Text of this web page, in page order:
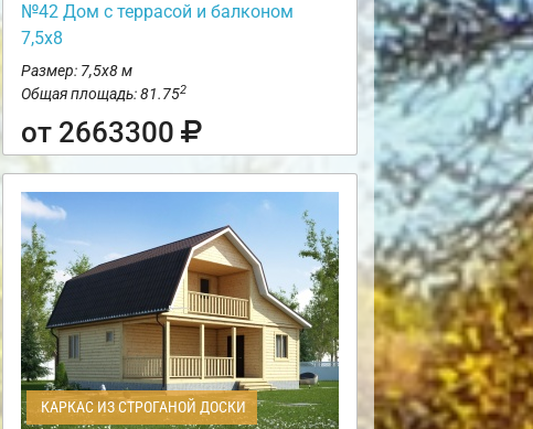
№42 Дом с террасой и балконом
7,5х8
Размер: 7,5х8 м
Общая площадь: 81.752
от 2663300
КАРКАС ИЗ СТРОГАНОЙ ДОСКИ